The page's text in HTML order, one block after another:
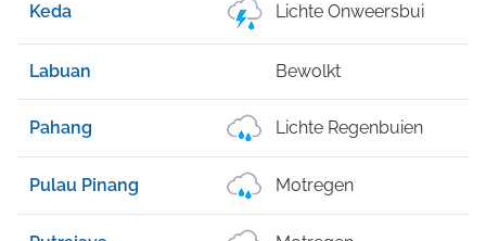
Keda Lichte Onweersbui
Labuan Bewolkt
Pahang Lichte Regenbuien
Pulau Pinang Motregen